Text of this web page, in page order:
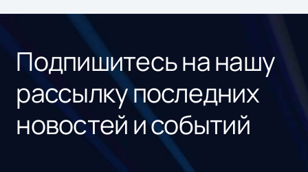
Подпишитесь на нашу
рассылку последних
новостей и событий